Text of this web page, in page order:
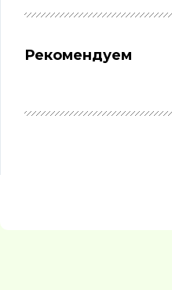
Рекомендуем